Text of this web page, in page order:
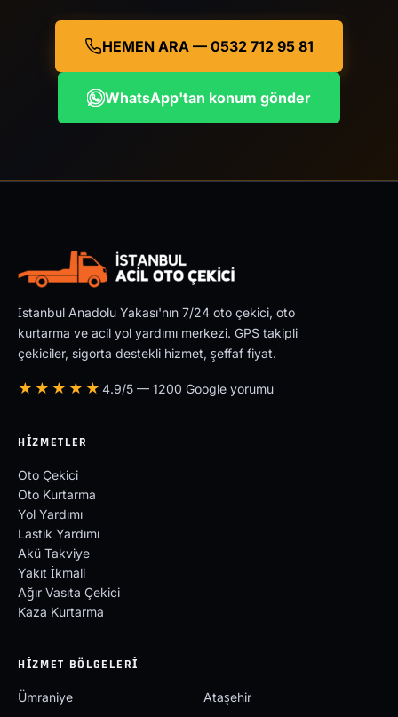
HEMEN ARA — 0532 712 95 81
WhatsApp'tan konum gönder
İstanbul Anadolu Yakası'nın 7/24 oto çekici, oto
kurtarma ve acil yol yardımı merkezi. GPS takipli
çekiciler, sigorta destekli hizmet, şeffaf fiyat.
★★★★★ 4.9/5 — 1200 Google yorumu
HIZMETLER
Oto Çekici
Oto Kurtarma
Yol Yardımı
Lastik Yardımı
Akü Takviye
Yakıt İkmali
Ağır Vasıta Çekici
Kaza Kurtarma
HIZMET BÖLGELERI
Ümraniye
Ataşehir